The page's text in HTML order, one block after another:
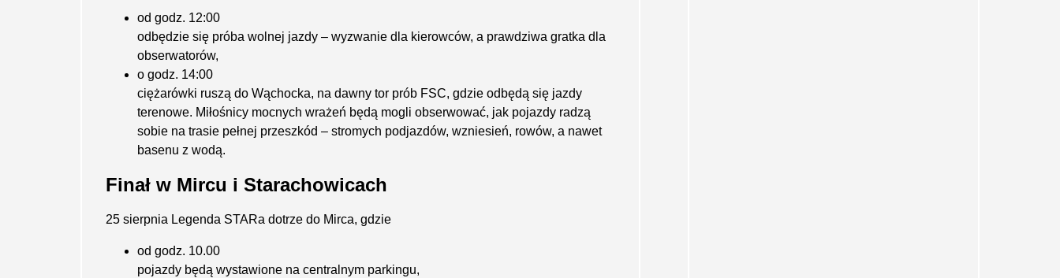
od godz. 12:00
odbędzie się próba wolnej jazdy – wyzwanie dla kierowców, a prawdziwa gratka dla
obserwatorów,
o godz. 14:00
ciężarówki ruszą do Wąchocka, na dawny tor prób FSC, gdzie odbędą się jazdy
terenowe. Miłośnicy mocnych wrażeń będą mogli obserwować, jak pojazdy radzą
sobie na trasie pełnej przeszkód – stromych podjazdów, wzniesień, rowów, a nawet
basenu z wodą.
Finał w Mircu i Starachowicach
25 sierpnia Legenda STARa dotrze do Mirca, gdzie
od godz. 10.00
pojazdy będą wystawione na centralnym parkingu,